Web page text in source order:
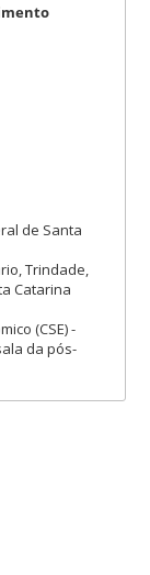
de Santa
Trindade,
Catarina
(CSE) -
da pós-